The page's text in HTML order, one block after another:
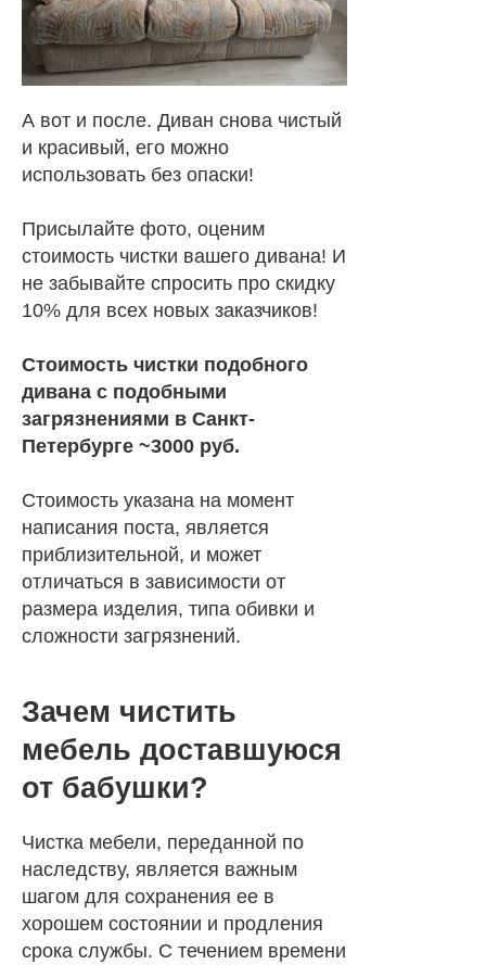
А вот и после. Диван снова чистый
и красивый, его можно
использовать без опаски!
Присылайте фото, оценим
стоимость чистки вашего дивана! И
не забывайте спросить про скидку
10% для всех новых заказчиков!
Стоимость чистки подобного
дивана с подобными
загрязнениями в Санкт-
Петербурге ~3000 руб.
Стоимость указана на момент
написания поста, является
приблизительной, и может
отличаться в зависимости от
размера изделия, типа обивки и
сложности загрязнений.
Зачем чистить
мебель доставшуюся
от бабушки?
Чистка мебели, переданной по
наследству, является важным
шагом для сохранения ее в
хорошем состоянии и продления
срока службы. С течением времени